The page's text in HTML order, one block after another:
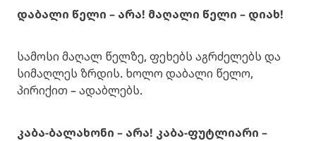
დაბალი წელი – არა! მაღალი წელი – დიახ!
სამოსი მაღალ წელზე, ფეხებს აგრძელებს და
სიმაღლეს ზრდის. ხოლო დაბალი წელო,
პირიქით – ადაბლებს.
კაბა-ბალახონი – არა! კაბა-ფუტლიარი –